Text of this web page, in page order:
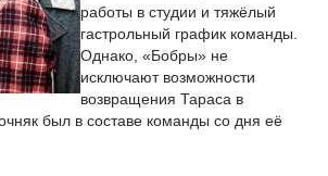
работы в студии и тяжёлый
гастрольный график команды.
Однако, «Бобры» не
исключают возможности
возвращения Тараса в
был в составе команды со дня её